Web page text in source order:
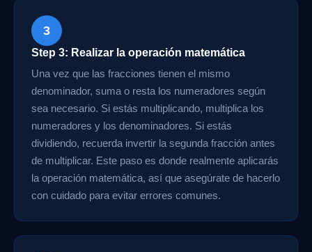
3
Step 3: Realizar la operación matemática
Una vez que las fracciones tienen el mismo
denominador, suma o resta los numeradores según
sea necesario. Si estás multiplicando, multiplica los
numeradores y los denominadores. Si estás
dividiendo, recuerda invertir la segunda fracción antes
de multiplicar. Este paso es donde realmente aplicarás
la operación matemática, así que asegúrate de hacerlo
con cuidado para evitar errores comunes.